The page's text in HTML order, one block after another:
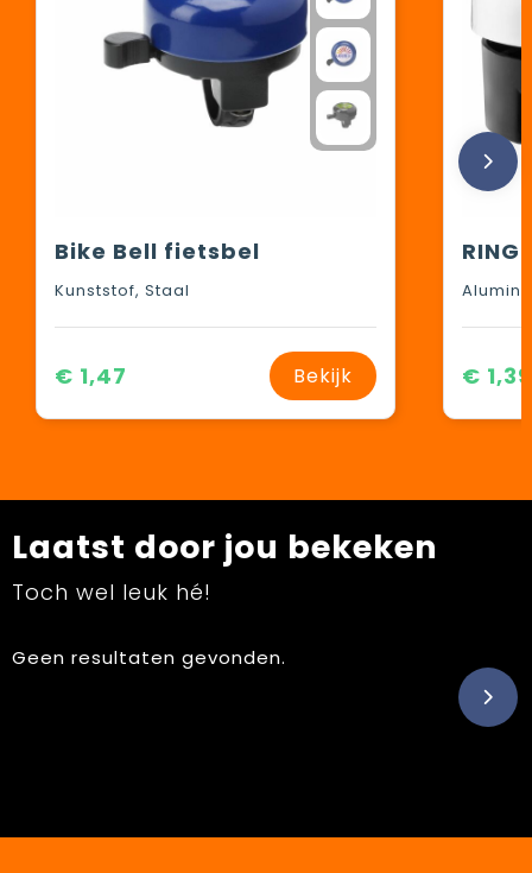
Bike Bell fietsbel
Kunststof, Staal
€ 1,47 Bekijk € 1,39
Laatst door jou bekeken
Toch wel leuk hé!
Geen resultaten gevonden.